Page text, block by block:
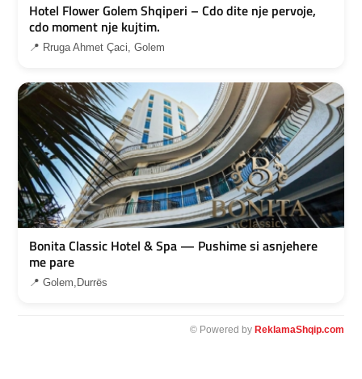
Hotel Flower Golem Shqiperi – Cdo dite nje pervoje,
cdo moment nje kujtim.
📍 Rruga Ahmet Çaci, Golem
Bonita Classic Hotel & Spa — Pushime si asnjehere
me pare
📍 Golem,Durrës
© Powered by ReklamaShqip.com